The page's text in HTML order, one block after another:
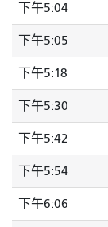
下午5:04
下午5:05
下午5:18
下午5:30
下午5:42
下午5:54
下午6:06